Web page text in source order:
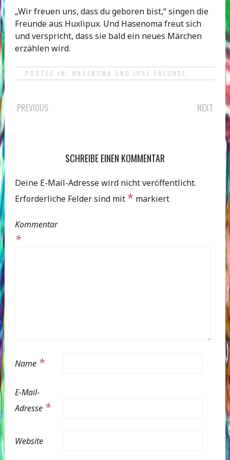
„Wir freuen uns, dass du geboren bist,“ singen die
Freunde aus Huxlipux. Und Hasenoma freut sich
und verspricht, dass sie bald ein neues Märchen
erzählen wird.
POSTED IN: HASENOMA UND IHRE FREUNDE
POST
PREVIOUS NEXT
SCHREIBE EINEN KOMMENTAR
Deine E-Mail-Adresse wird nicht veröffentlicht.
Erforderliche Felder sind mit * markiert
Kommentar
*
Name *
E-Mail-
Adresse *
Website